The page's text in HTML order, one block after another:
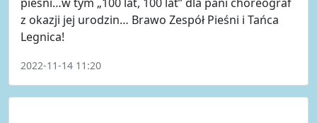
z okazji jej urodzin… Brawo Zespół Pieśni i Tańca
Legnica!
2022-11-14 11:20